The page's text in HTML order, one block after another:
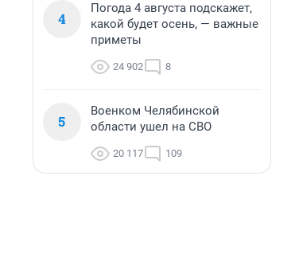
4
Погода 4 августа подскажет,
какой будет осень, — важные
приметы
24 902 8
5
Военком Челябинской
области ушел на СВО
20 117 109